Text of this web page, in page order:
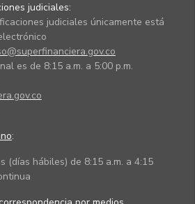
judiciales:
judiciales únicamente está
es de 8:15 a.m. a 5:00 p.m.
:
(días hábiles) de 8:15 a.m. a 4:15